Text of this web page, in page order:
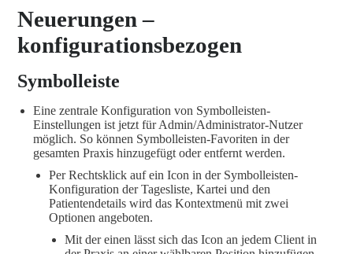
Neuerungen –
konfigurationsbezogen
Symbolleiste
Eine zentrale Konfiguration von Symbolleisten-
Einstellungen ist jetzt für Admin/Administrator-Nutzer
möglich. So können Symbolleisten-Favoriten in der
gesamten Praxis hinzugefügt oder entfernt werden.
Per Rechtsklick auf ein Icon in der Symbolleisten-
Konfiguration der Tagesliste, Kartei und den
Patientendetails wird das Kontextmenü mit zwei
Optionen angeboten.
Mit der einen lässt sich das Icon an jedem Client in